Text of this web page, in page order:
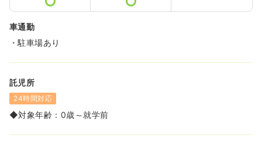
車通勤
・駐車場あり
託児所
24時間対応
◆対象年齢：0歳～就学前